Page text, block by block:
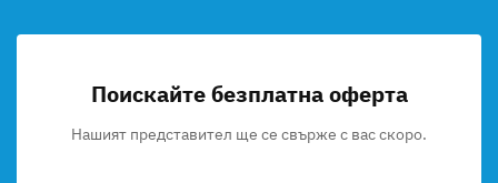
Поискайте безплатна оферта
Нашият представител ще се свърже с вас скоро.